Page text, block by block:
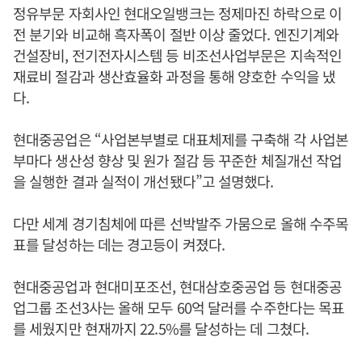
정유부문 자회사인 현대오일뱅크는 정제마진 하락으로 이
전 분기와 비교해 흑자폭이 절반 이상 줄었다. 엔진기계와
건설장비, 전기전자시스템 등 비조선사업부문은 지속적인
재료비 절감과 생산효율화 과정을 통해 양호한 수익을 냈
다.
현대중공업은 “사업본부별로 대표체제를 구축해 각 사업본
부마다 생산성 향상 및 원가 절감 등 꾸준한 체질개선 작업
을 실행한 결과 실적이 개선됐다”고 설명했다.
다만 세계 경기침체에 따른 선박발주 가뭄으로 올해 수주목
표를 달성하는 데는 경고등이 켜졌다.
현대중공업과 현대미포조선, 현대삼호중공업 등 현대중공
업그룹 조선3사는 올해 모두 60억 달러를 수주한다는 목표
를 세웠지만 현재까지 22.5%를 달성하는 데 그쳤다.